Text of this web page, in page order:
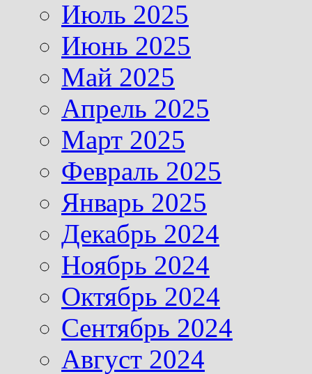
Июль 2025
Июнь 2025
Май 2025
Апрель 2025
Март 2025
Февраль 2025
Январь 2025
Декабрь 2024
Ноябрь 2024
Октябрь 2024
Сентябрь 2024
Август 2024